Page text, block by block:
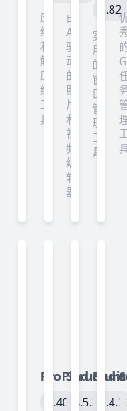
压
缩
和
解
压
缩
工
具
由
AI
驱
动
的
照
片
和
视
频
编
辑
器
3.82
实
用
的
窗
口
管
理
工
具
ProFind
1.40
4.5.3
1.4.2